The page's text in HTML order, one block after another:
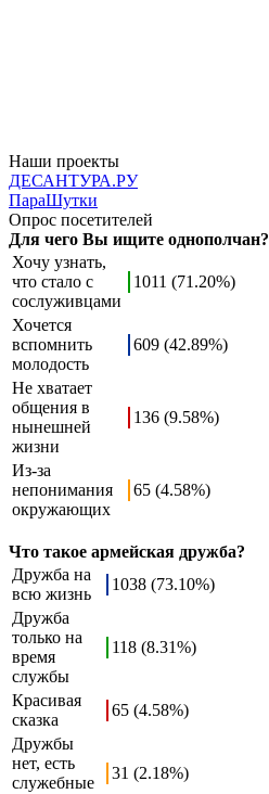
Наши проекты
ДЕСАНТУРА.РУ
ПараШутки
Опрос посетителей
Для чего Вы ищите однополчан?
Хочу узнать,
что стало с
сослуживцами
1011 (71.20%)
Хочется
вспомнить
молодость
609 (42.89%)
Не хватает
общения в
нынешней
жизни
136 (9.58%)
Из-за
непонимания
окружающих
65 (4.58%)
Что такое армейская дружба?
Дружба на
всю жизнь
1038 (73.10%)
Дружба
только на
время
службы
118 (8.31%)
Красивая
сказка
65 (4.58%)
Дружбы
нет, есть
служебные
31 (2.18%)